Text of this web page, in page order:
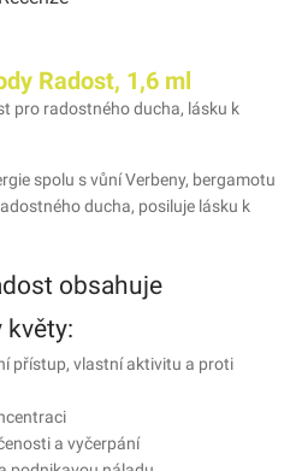
Radost, 1,6 ml
pro radostného ducha, lásku k
spolu s vůní Verbeny, bergamotu
ducha, posiluje lásku k
obsahuje
květy:
přístup, vlastní aktivitu a proti
a vyčerpání